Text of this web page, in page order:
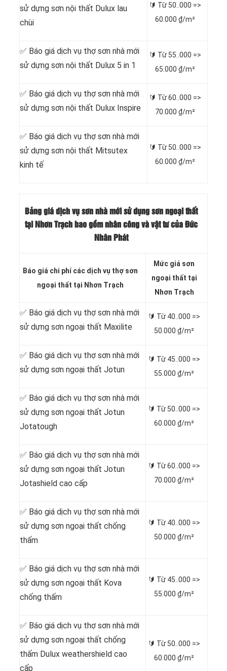
sử dựng sơn nội thất Dulux lau
chùi
🔰 Từ 50..000 =>
60.000 ₫/m²
✅ Báo giá dịch vụ thợ sơn nhà mới
sử dựng sơn nội thất Dulux 5 in 1
🔰 Từ 55..000 =>
65.000 ₫/m²
✅ Báo giá dịch vụ thợ sơn nhà mới
sử dựng sơn nội thất Dulux Inspire
🔰 Từ60..000 =>
70.000 ₫/m²
✅ Báo giá dịch vụ thợ sơn nhà mới
sử dựng sơn nội thất Mitsutex
kinh tế
🔰 Từ 50..000 =>
60.000 ₫/m²
Bảng giá dịch vụ sơn nhà mới sử dụng sơn ngoại thất
tại Nhơn Trạch bao gồm nhân công và vật tư của Đức
Nhân Phát
Báo giá chi phí các dịch vụ thợ sơn
ngoại thất tại Nhơn Trạch
Mức giá sơn
ngoại thất tại
Nhơn Trạch
✅ Báo giá dịch vụ thợ sơn nhà mới
sử dựng sơn ngoại thất Maxilite
🔰 Từ 40..000 =>
50.000 ₫/m²
✅ Báo giá dịch vụ thợ sơn nhà mới
sử dựng sơn ngoại thất Jotun
🔰 Từ 45..000 =>
55.000 ₫/m²
✅ Báo giá dịch vụ thợ sơn nhà mới
sử dựng sơn ngoại thất Jotun
Jotatough
🔰 Từ 50..000 =>
60.000 ₫/m²
✅ Báo giá dịch vụ thợ sơn nhà mới
sử dựng sơn ngoại thất Jotun
Jotashield cao cấp
🔰 Từ60..000 =>
70.000 ₫/m²
✅ Báo giá dịch vụ thợ sơn nhà mới
sử dựng sơn ngoại thất chống
thấm
🔰 Từ 40..000 =>
50.000 ₫/m²
✅ Báo giá dịch vụ thợ sơn nhà mới
sử dựng sơn ngoại thất Kova
chống thấm
🔰 Từ 45..000 =>
55.000 ₫/m²
✅ Báo giá dịch vụ thợ sơn nhà mới
sử dựng sơn ngoại thất chống
thấm Dulux weathershield cao
cấp
🔰 Từ 50..000 =>
60.000 ₫/m²